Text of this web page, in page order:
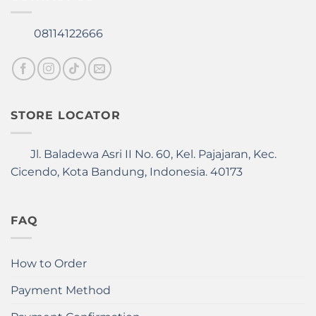
08114122666
STORE LOCATOR
Jl. Baladewa Asri II No. 60, Kel. Pajajaran, Kec.
Cicendo, Kota Bandung, Indonesia. 40173
FAQ
How to Order
Payment Method